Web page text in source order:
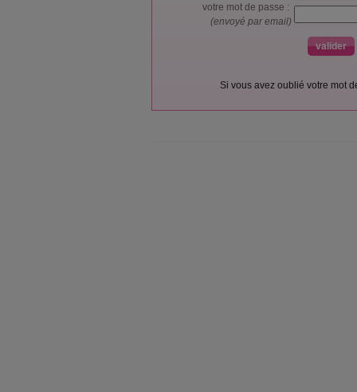
votre mot de passe :
(envoyé par email)
Si vous avez oublié votre mot